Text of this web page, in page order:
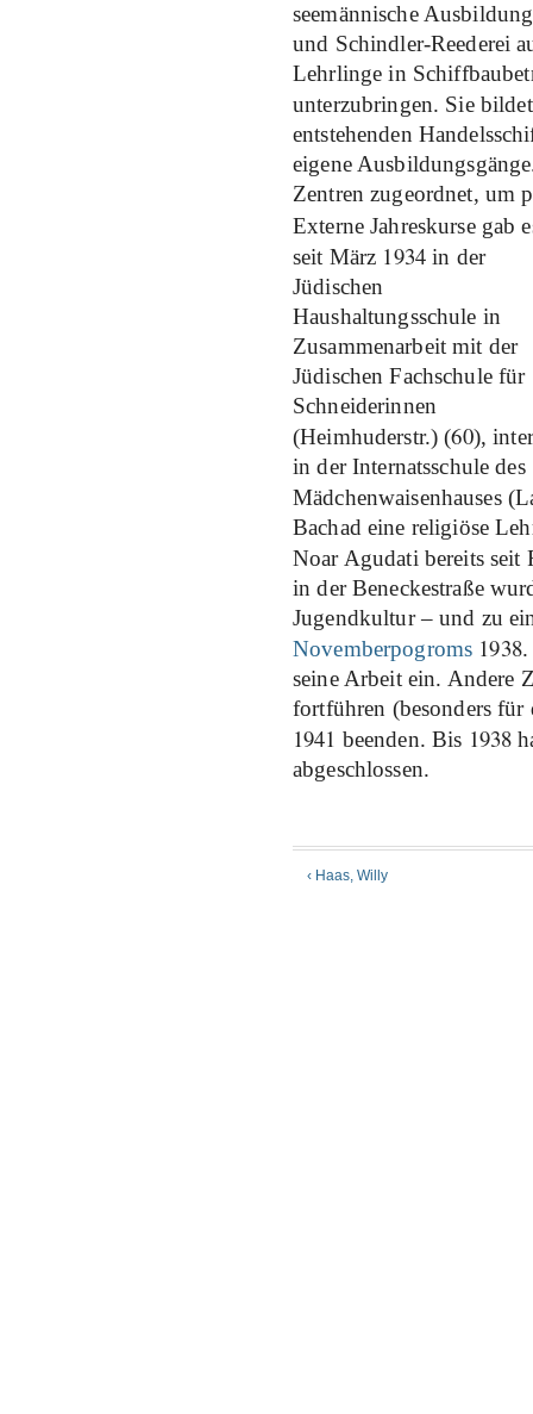
seemännische
und Schindler-Reederei
Lehrlinge in
unterzubringen. Sie
entstehenden
eigene
Zentren zugeordnet, um
Externe Jahreskurse gab
seit März 1934 in der
Jüdischen
Haushaltungsschule in
Zusammenarbeit mit der
Jüdischen Fachschule für
Schneiderinnen
(Heimhuderstr.) (60),
in der Internatsschule des
Mädchenwaisenhauses
Bachad eine religiöse
Noar Agudati bereits seit
in der Beneckestraße
Jugendkultur – und zu
Novemberpogroms 1938.
seine Arbeit ein. Andere
fortführen (besonders für
1941 beenden. Bis 1938
abgeschlossen.
‹ Haas, Willy